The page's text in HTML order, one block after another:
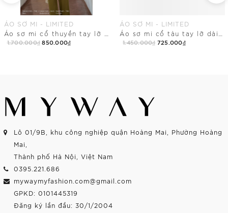
ÁO SƠ MI - LIMITED
1.700.000₫ 850.000₫
ÁO SƠ MI - LIMITED
1.450.000₫ 725.000₫
Lô 01/9B, khu công nghiệp quận Hoàng Mai, Phường Hoàng
Mai,
Thành phố Hà Nội, Việt Nam
0395.221.686
mywaymyfashion.com@gmail.com
GPKD: 0101445319
Đăng ký lần đầu: 30/1/2004